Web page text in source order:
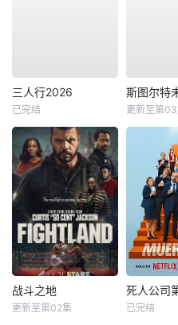
三人行2026
已完结 更新至第
战斗之地
更新至第02集
死人公司
已完结